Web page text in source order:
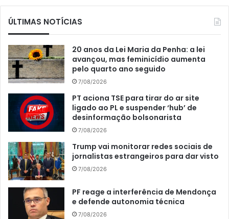
ÚLTIMAS NOTÍCIAS
20 anos da Lei Maria da Penha: a lei
avançou, mas feminicídio aumenta
pelo quarto ano seguido
7/08/2026
PT aciona TSE para tirar do ar site
ligado ao PL e suspender ‘hub’ de
desinformação bolsonarista
7/08/2026
Trump vai monitorar redes sociais de
jornalistas estrangeiros para dar visto
7/08/2026
PF reage a interferência de Mendonça
e defende autonomia técnica
7/08/2026